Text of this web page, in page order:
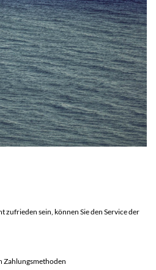
zufrieden sein, können Sie den Service der
Zahlungsmethoden